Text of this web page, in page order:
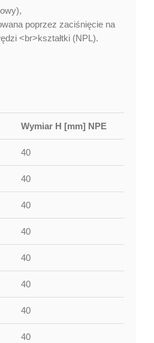
poprzez zaciśnięcie na
<br>kształtki (NPL).
Wymiar H [mm] NPE
40
40
40
40
40
40
40
40